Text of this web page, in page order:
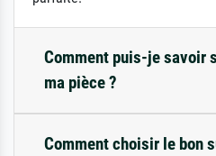
Comment puis-je savoir
ma pièce ?
Comment choisir le bon